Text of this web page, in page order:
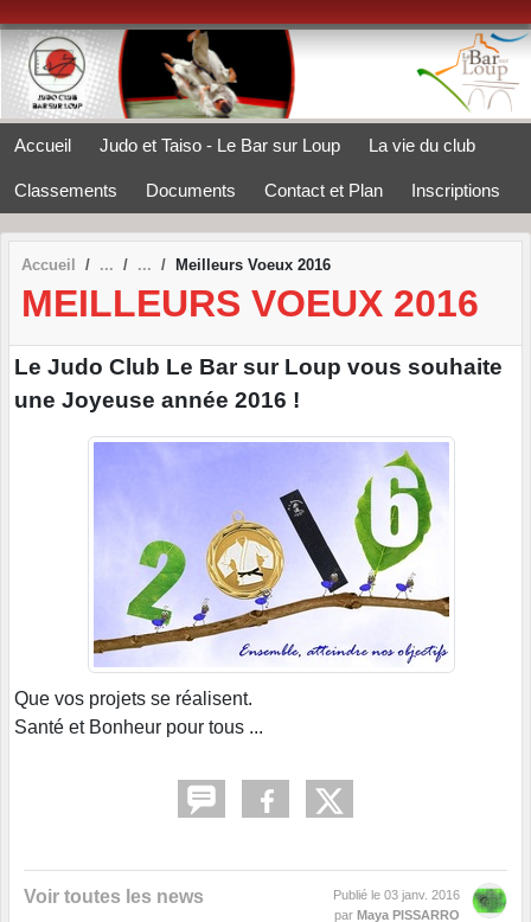
Accueil Judo et Taiso - Le Bar sur Loup La vie du club
Classements Documents Contact et Plan Inscriptions
Accueil Meilleurs Voeux 2016
MEILLEURS VOEUX 2016
Le Judo Club Le Bar sur Loup vous souhaite
une Joyeuse année 2016 !
Que vos projets se réalisent.
Santé et Bonheur pour tous ...
Voir toutes les news Publié le 03 janv. 2016
par Maya PISSARRO